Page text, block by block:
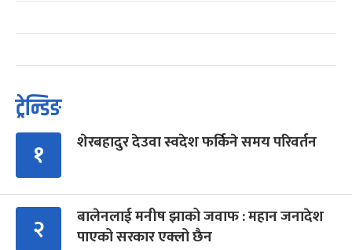
ट्रेन्डिङ
१ शेरबहादुर देउवा स्वदेश फर्किने समय परिवर्तन
२
बालेनलाई मनीष झाको जवाफ : महान जनादेश
पाएको सरकार एक्लो छैन